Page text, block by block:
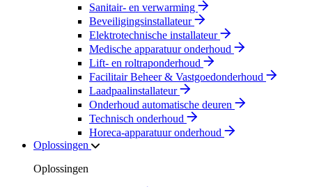
Sanitair- en verwarming
Beveiligingsinstallateur
Elektrotechnische installateur
Medische apparatuur onderhoud
Lift- en roltraponderhoud
Facilitair Beheer & Vastgoedonderhoud
Laadpaalinstallateur
Onderhoud automatische deuren
Technisch onderhoud
Horeca-apparatuur onderhoud
Oplossingen
Oplossingen